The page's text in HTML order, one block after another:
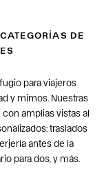
DE
para viajeros
y mimos. Nuestras
amplias vistas al
traslados
antes de la
para dos, y más.